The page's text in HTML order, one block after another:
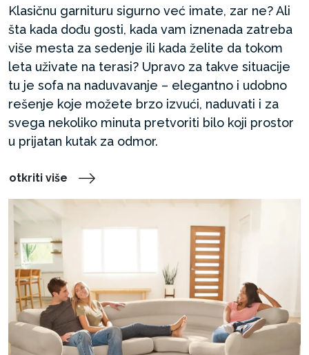
Klasičnu garnituru sigurno već imate, zar ne? Ali
šta kada dođu gosti, kada vam iznenada zatreba
više mesta za sedenje ili kada želite da tokom
leta uživate na terasi? Upravo za takve situacije
tu je sofa na naduvavanje – elegantno i udobno
rešenje koje možete brzo izvući, naduvati i za
svega nekoliko minuta pretvoriti bilo koji prostor
u prijatan kutak za odmor.
otkriti više